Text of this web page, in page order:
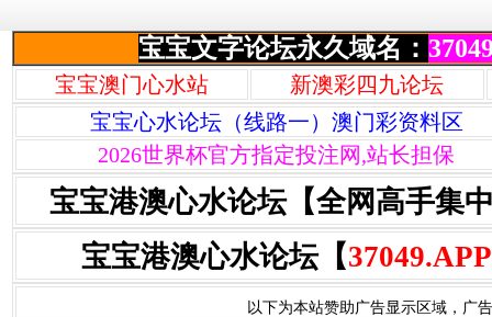
宝宝文字论坛永久域名：
宝宝澳门心水站
新澳彩四九论坛
宝宝心水论坛（线路一）澳门彩资料区
2026世界杯官方指定投注网,站长担保
宝宝港澳心水论坛【全网高手集
宝宝港澳心水论坛【37049.APP
以下为本站赞助广告显示区域，广